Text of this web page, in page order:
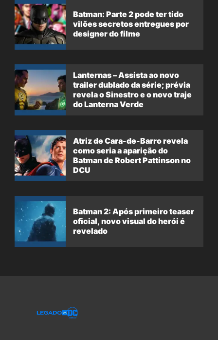
Batman: Parte 2 pode ter tido
vilões secretos entregues por
designer do filme
Lanternas – Assista ao novo
trailer dublado da série; prévia
revela o Sinestro e o novo traje
do Lanterna Verde
Atriz de Cara-de-Barro revela
como seria a aparição do
Batman de Robert Pattinson no
DCU
Batman 2: Após primeiro teaser
oficial, novo visual do herói é
revelado